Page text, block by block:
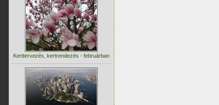
Kerttervezés, kertrendezés - februárban